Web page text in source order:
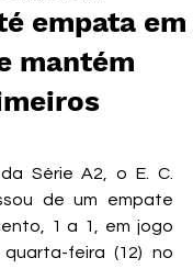
empata em
mantém
Série A2, o E. C.
de um empate
1 a 1, em jogo
feira (12) no